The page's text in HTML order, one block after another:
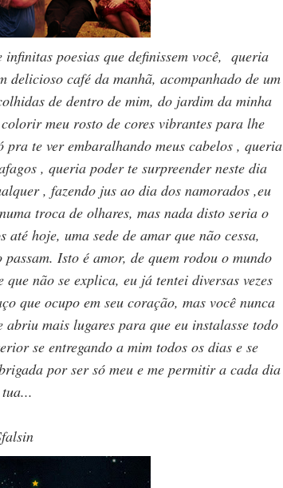
infinitas poesias que definissem você, queria
delicioso café da manhã, acompanhado de um
de dentro de mim, do jardim da minha
meu rosto de cores vibrantes para lhe
te ver embaralhando meus cabelos , queria
, queria poder te surpreender neste dia
, fazendo jus ao dia dos namorados ,eu
troca de olhares, mas nada disto seria o
hoje, uma sede de amar que não cessa,
Isto é amor, de quem rodou o mundo
não se explica, eu já tentei diversas vezes
que ocupo em seu coração, mas você nunca
mais lugares para que eu instalasse todo
se entregando a mim todos os dias e se
por ser só meu e me permitir a cada dia